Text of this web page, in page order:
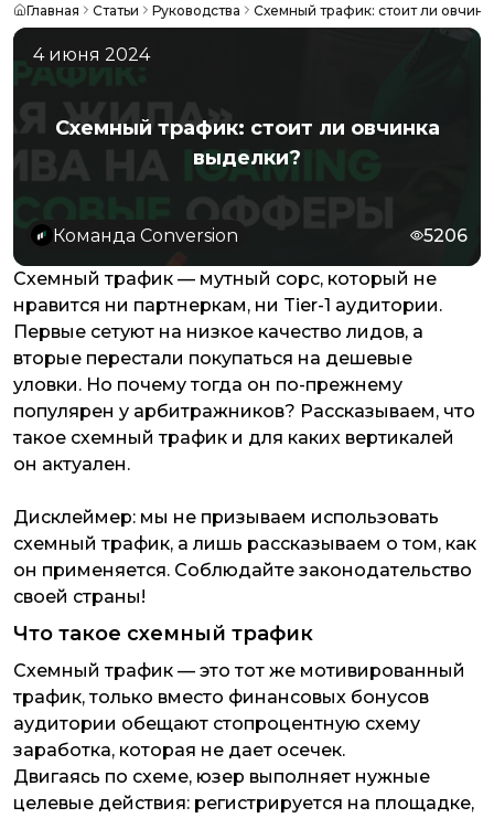
Главная Статьи Руководства Схемный трафик: стоит ли
4 июня 2024
Схемный трафик: стоит ли овчинка
выделки?
Команда Conversion 5206
Схемный трафик — мутный сорс, который не
нравится ни партнеркам, ни Tier-1 аудитории.
Первые сетуют на низкое качество лидов, а
вторые перестали покупаться на дешевые
уловки. Но почему тогда он по-прежнему
популярен у арбитражников? Рассказываем, что
такое схемный трафик и для каких вертикалей
он актуален.
Дисклеймер: мы не призываем использовать
схемный трафик, а лишь рассказываем о том, как
он применяется. Соблюдайте законодательство
своей страны!
Что такое схемный трафик
Схемный трафик — это тот же мотивированный
трафик, только вместо финансовых бонусов
аудитории обещают стопроцентную схему
заработка, которая не дает осечек.
Двигаясь по схеме, юзер выполняет нужные
целевые действия: регистрируется на площадке,